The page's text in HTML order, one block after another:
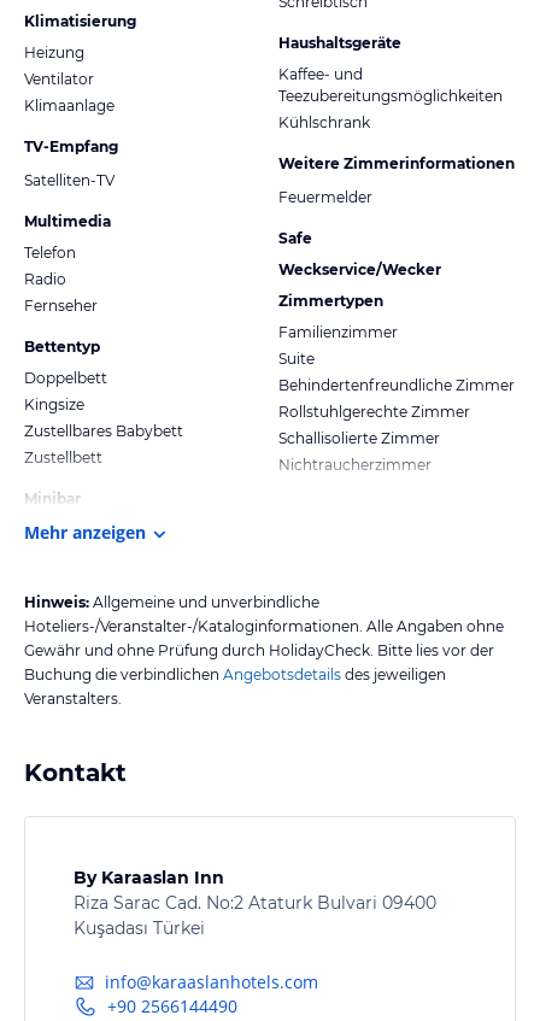
Klimatisierung
Heizung
Ventilator
Klimaanlage
TV-Empfang
Satelliten-TV
Multimedia
Telefon
Radio
Fernseher
Bettentyp
Doppelbett
Kingsize
Zustellbares Babybett
Zustellbett
Minibar
Haushaltsgeräte
Kaffee- und
Teezubereitungsmöglichkeiten
Kühlschrank
Weitere Zimmerinformationen
Feuermelder
Safe
Weckservice/Wecker
Zimmertypen
Familienzimmer
Suite
Behindertenfreundliche Zimmer
Rollstuhlgerechte Zimmer
Schallisolierte Zimmer
Nichtraucherzimmer
Mehr anzeigen
Hinweis: Allgemeine und unverbindliche
Hoteliers-/Veranstalter-/Kataloginformationen. Alle Angaben ohne
Gewähr und ohne Prüfung durch HolidayCheck. Bitte lies vor der
Buchung die verbindlichen Angebotsdetails des jeweiligen
Veranstalters.
Kontakt
By Karaaslan Inn
Riza Sarac Cad. No:2 Ataturk Bulvari 09400
Kuşadası Türkei
info@karaaslanhotels.com
+90 2566144490